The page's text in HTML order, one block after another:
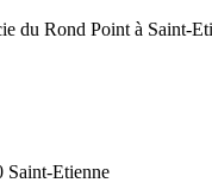
du Rond Point à Saint-
Saint-Etienne